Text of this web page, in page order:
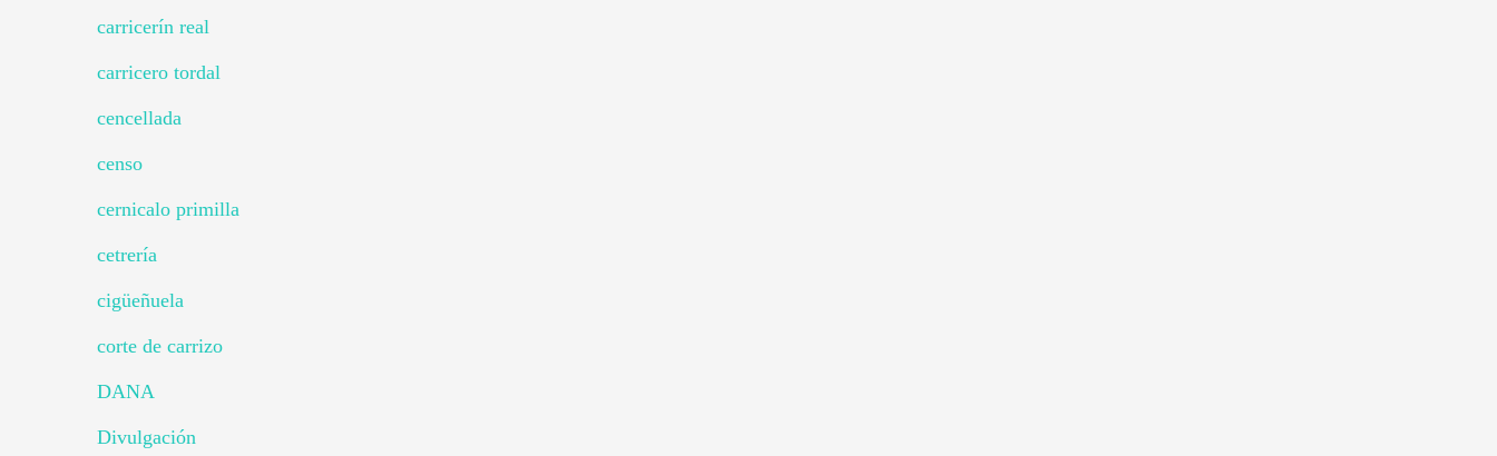
carricerín real
carricero tordal
cencellada
censo
cernicalo primilla
cetrería
cigüeñuela
corte de carrizo
DANA
Divulgación